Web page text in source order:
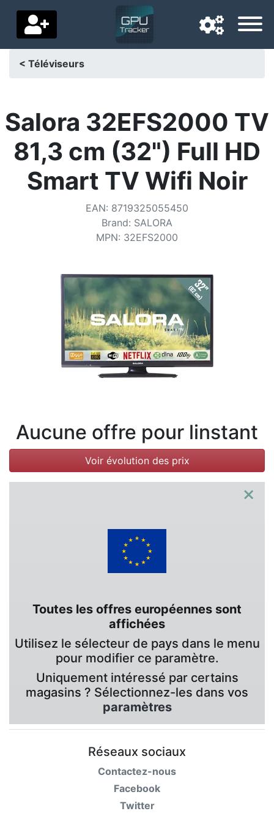
Pays de livraison
Accueil
Baisses de prix
Paramètres
Conditions
Catégories
< Téléviseurs
Salora 32EFS2000 TV
81,3 cm (32") Full HD
Smart TV Wifi Noir
EAN: 8719325055450
Brand: SALORA
MPN: 32EFS2000
Aucune offre pour linstant
Voir évolution des prix
×
Toutes les offres européennes sont
affichées
Utilisez le sélecteur de pays dans le menu
pour modifier ce paramètre.
Uniquement intéressé par certains
magasins ? Sélectionnez-les dans vos
paramètres
Réseaux sociaux
Contactez-nous
Facebook
Twitter